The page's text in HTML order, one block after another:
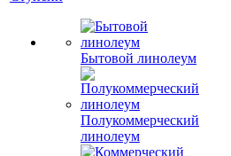
Бытовой линолеум
Полукоммерческий
линолеум